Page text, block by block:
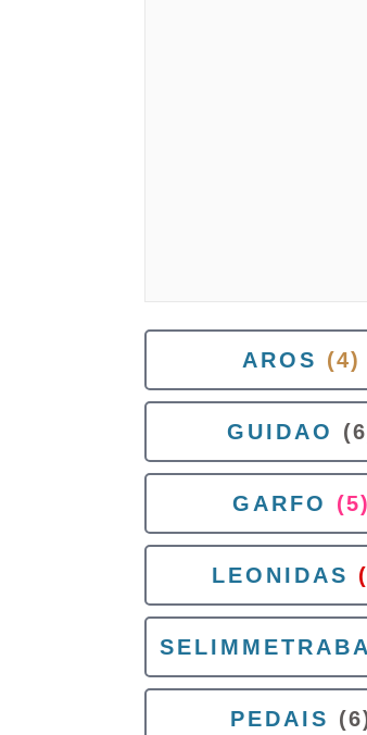
AROS (4)
GUIDAO
GARFO (5)
LEONIDAS
PEDAIS